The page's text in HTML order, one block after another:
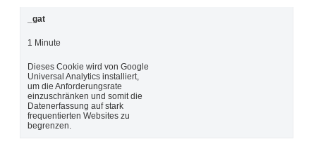
_gat
1 Minute
Dieses Cookie wird von Google
Universal Analytics installiert,
um die Anforderungsrate
einzuschränken und somit die
Datenerfassung auf stark
frequentierten Websites zu
begrenzen.